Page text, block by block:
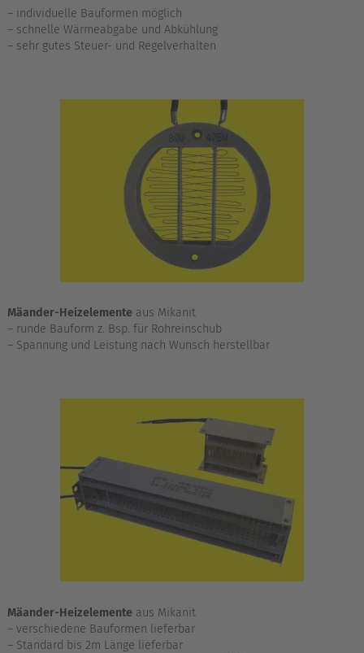
– individuelle Bauformen möglich
– schnelle Wärmeabgabe und Abkühlung
– sehr gutes Steuer- und Regelverhalten
Mäander-Heizelementeaus Mikanit
– runde Bauform z. Bsp. für Rohreinschub
– Spannung und Leistung nach Wunsch herstellbar
Mäander-Heizelementeaus Mikanit
– verschiedene Bauformen lieferbar
– Standard bis 2m Länge lieferbar